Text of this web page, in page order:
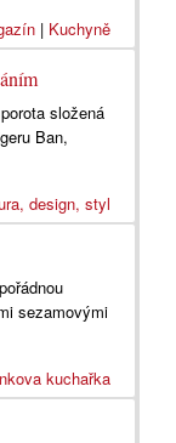
| Kuchyně
složená
Ban,
design, styl
sezamovými
kuchařka